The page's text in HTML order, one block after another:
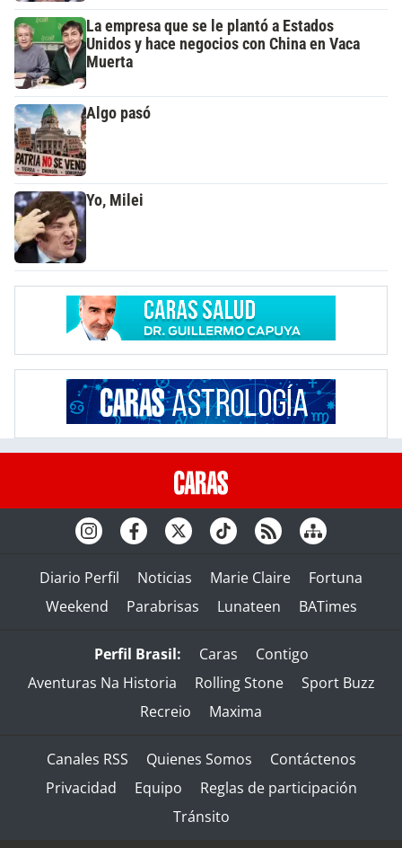
La empresa que se le plantó a Estados
Unidos y hace negocios con China en Vaca
Muerta
Algo pasó
Yo, Milei
Diario Perfil Noticias Marie Claire
Fortuna
Weekend
Parabrisas Lunateen BATimes
Perfil Brasil: Caras
Contigo
Aventuras Na Historia
Rolling Stone
Sport Buzz
Recreio
Maxima
Canales RSS Quienes Somos
Contáctenos
Privacidad
Equipo
Reglas de participación
Tránsito